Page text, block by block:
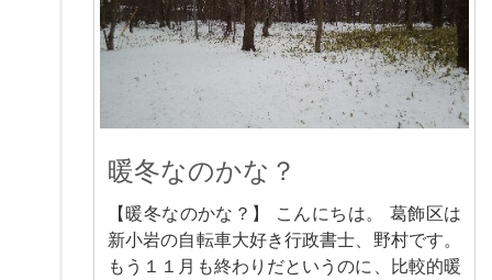
暖冬なのかな？
【暖冬なのかな？】 こんにちは。 葛飾区は
新小岩の自転車大好き行政書士、野村です。
もう１１月も終わりだというのに、比較的暖